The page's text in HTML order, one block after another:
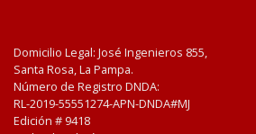
Domicilio Legal: José Ingenieros 855,
Santa Rosa, La Pampa.
Número de Registro DNDA:
RL-2019-55551274-APN-DNDA#MJ
Edición # 9418